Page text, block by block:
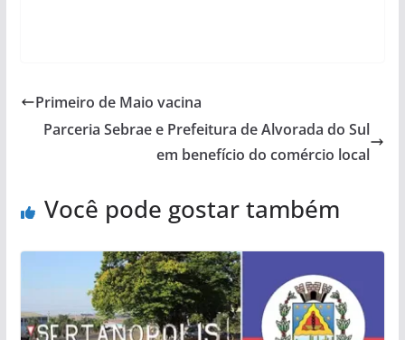
Primeiro de Maio vacina
Parceria Sebrae e Prefeitura de Alvorada do Sul
em benefício do comércio local
Você pode gostar também